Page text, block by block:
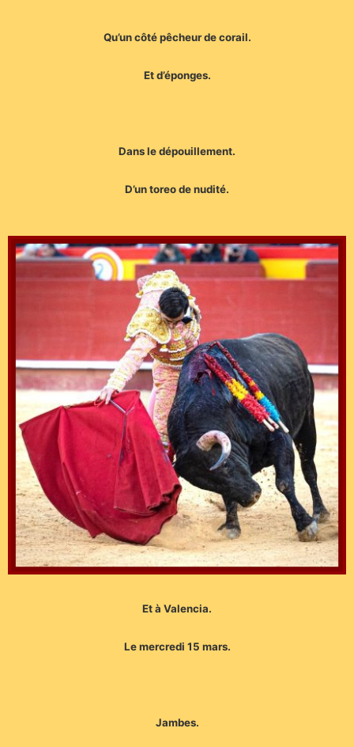
Qu’un côté pêcheur de corail.
Et d’éponges.
Dans le dépouillement.
D’un toreo de nudité.
Et à Valencia.
Le mercredi 15 mars.
Jambes.